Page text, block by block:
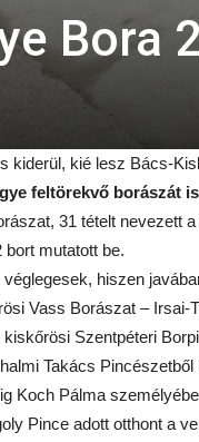
Bora
kiderül, kié lesz Bács-
feltörekvő borászát
31 tételt nevezett
bort mutatott be.
hiszen
Vass Borászat – Irsai-
Szentpéteri
Takács Pincészetből
Koch Pálma
Pince adott otthont a